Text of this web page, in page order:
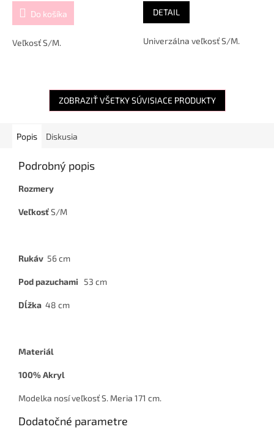
Do košíka
Veľkosť S/M.
DETAIL
Univerzálna veľkosť S/M.
ZOBRAZIŤ VŠETKY SÚVISIACE PRODUKTY
Popis Diskusia
Podrobný popis
Rozmery
VeľkosťS/M
Rukáv 56 cm
Pod pazuchami 53 cm
Dĺžka 48 cm
Materiál
100% Akryl
Modelka nosí veľkosť S. Meria 171 cm.
Dodatočné parametre